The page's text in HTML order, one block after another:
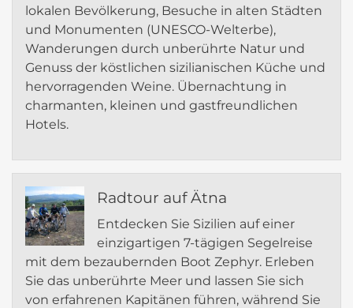
lokalen Bevölkerung, Besuche in alten Städten
und Monumenten (UNESCO-Welterbe),
Wanderungen durch unberührte Natur und
Genuss der köstlichen sizilianischen Küche und
hervorragenden Weine. Übernachtung in
charmanten, kleinen und gastfreundlichen
Hotels.
Radtour auf Ätna
Entdecken Sie Sizilien auf einer
einzigartigen 7-tägigen Segelreise
mit dem bezaubernden Boot Zephyr. Erleben
Sie das unberührte Meer und lassen Sie sich
von erfahrenen Kapitänen führen, während Sie